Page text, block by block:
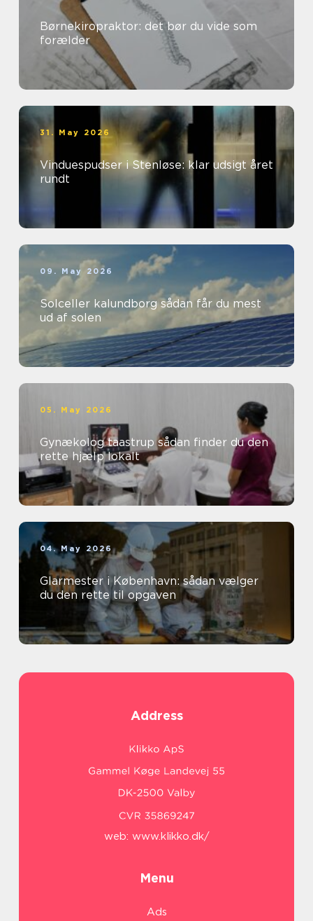
Børnekiropraktor: det bør du vide som
forælder
31. May 2026
Vinduespudser i Stenløse: klar udsigt året
rundt
09. May 2026
Solceller kalundborg sådan får du mest
ud af solen
05. May 2026
Gynækolog taastrup sådan finder du den
rette hjælp lokalt
04. May 2026
Glarmester i København: sådan vælger
du den rette til opgaven
Address
web: www.klikko.dk/
Menu
Ads